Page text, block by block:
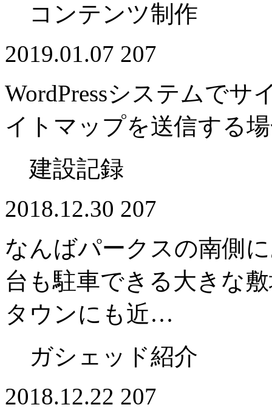
コンテンツ制作
2019.01.07 207
WordPressシステムでサ
イトマップを送信する
建設記録
2018.12.30 207
なんばパークスの南側
台も駐車できる大きな
タウンにも近…
ガシェッド紹介
2018.12.22 207